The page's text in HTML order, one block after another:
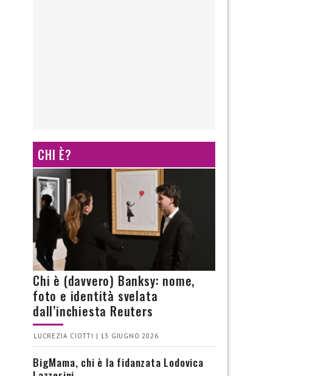
CHI È?
Chi è (davvero) Banksy: nome,
foto e identità svelata
dall’inchiesta Reuters
LUCREZIA CIOTTI | 13 GIUGNO 2026
BigMama, chi è la fidanzata Lodovica